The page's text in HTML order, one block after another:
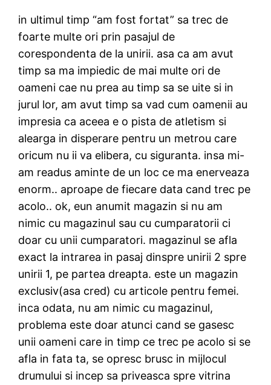
in ultimul timp “am fost fortat” sa trec de
foarte multe ori prin pasajul de
corespondenta de la unirii. asa ca am avut
timp sa ma impiedic de mai multe ori de
oameni cae nu prea au timp sa se uite si in
jurul lor, am avut timp sa vad cum oamenii au
impresia ca aceea e o pista de atletism si
alearga in disperare pentru un metrou care
oricum nu ii va elibera, cu siguranta. insa mi-
am readus aminte de un loc ce ma enerveaza
enorm.. aproape de fiecare data cand trec pe
acolo.. ok, eun anumit magazin si nu am
nimic cu magazinul sau cu cumparatorii ci
doar cu unii cumparatori. magazinul se afla
exact la intrarea in pasaj dinspre unirii 2 spre
unirii 1, pe partea dreapta. este un magazin
exclusiv(asa cred) cu articole pentru femei.
inca odata, nu am nimic cu magazinul,
problema este doar atunci cand se gasesc
unii oameni care in timp ce trec pe acolo si se
afla in fata ta, se opresc brusc in mijlocul
drumului si incep sa priveasca spre vitrina